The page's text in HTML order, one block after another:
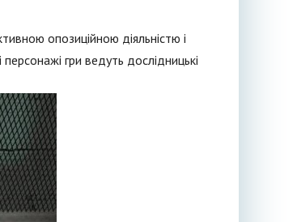
опозиційною діяльністю і
гри ведуть дослідницькі